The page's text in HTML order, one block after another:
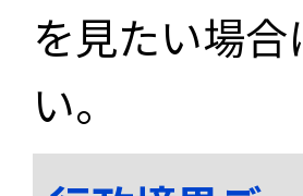
を見たい場
い。